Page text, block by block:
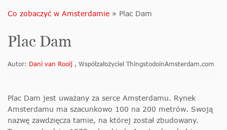
Co zobaczyć w Amsterdamie » Plac Dam
Plac Dam
Autor: Dani van Rooij , Współzałożyciel ThingstodoinAmsterdam.com
Plac Dam jest uważany za serce Amsterdamu. Rynek
Amsterdamu ma szacunkowo 100 na 200 metrów. Swoją
nazwę zawdzięcza tamie, na której został zbudowany.